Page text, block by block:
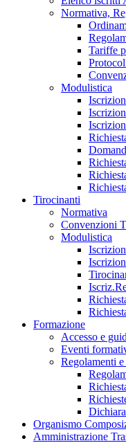
Normativa,
Tariffe
Modulistica
Tirocinanti
Normativa
Convenzioni
Modulistica
Formazione
Accesso e
Eventi
Regolamenti
Organismo
Amministrazione